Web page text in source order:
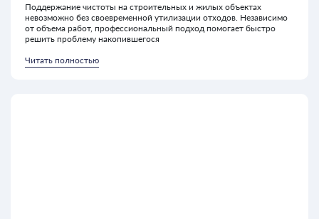
Поддержание чистоты на строительных и жилых объектах
невозможно без своевременной утилизации отходов. Независимо
от объема работ, профессиональный подход помогает быстро
решить проблему накопившегося
Читать полностью